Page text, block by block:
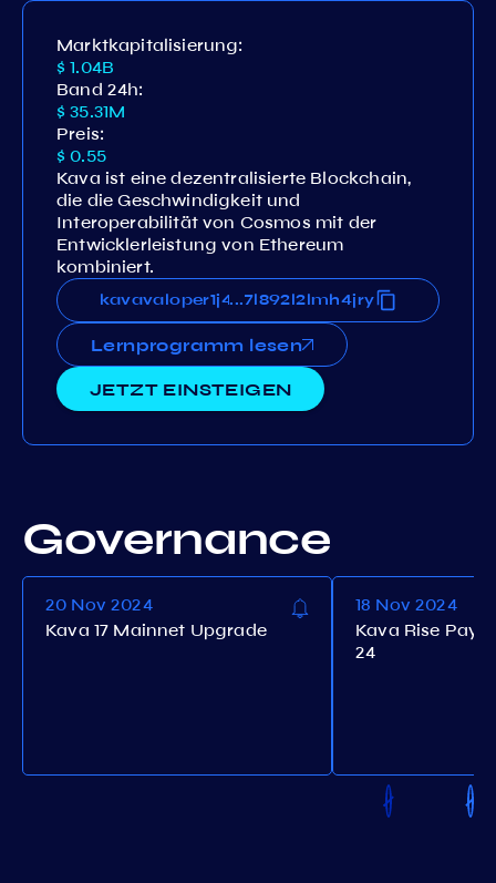
Marktkapitalisierung:
$ 1.04B
Band 24h:
$ 35.31M
Preis:
$ 0.55
Kava ist eine dezentralisierte Blockchain,
die die Geschwindigkeit und
Interoperabilität von Cosmos mit der
Entwicklerleistung von Ethereum
kombiniert.
...
Lernprogramm lesen
JETZT EINSTEIGEN
Governance
20 Nov 2024
Kava 17 Mainnet Upgrade
18 Nov 2024
Kava Rise
24